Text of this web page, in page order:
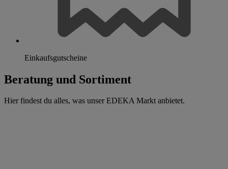
Einkaufsgutscheine
Beratung und Sortiment
Hier findest du alles, was unser EDEKA Markt anbietet.